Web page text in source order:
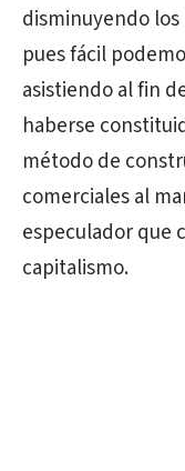
disminuyendo
pues fácil
asistiendo al fin
haberse
método de
comerciales al
especulador que
capitalismo.